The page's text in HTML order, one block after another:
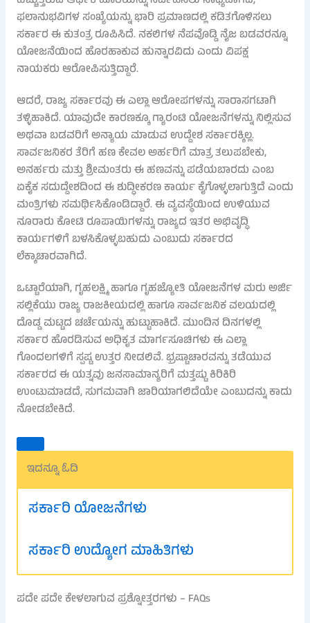
ಫಲಾನುಭವಿಗಳ ಸಂಖ್ಯೆಯನ್ನು ಭಾರಿ ಪ್ರಮಾಣದಲ್ಲಿ ಕಡಿತಗೊಳಿಸಲು
ಸರ್ಕಾರ ಈ ಕುತಂತ್ರ ರೂಪಿಸಿದೆ. ನಕಲಿಗಳ ನೆಪವೊಡ್ಡಿ ನೈಜ ಬಡವರನ್ನೂ
ಯೋಜನೆಯಿಂದ ಹೊರಹಾಕುವ ಹುನ್ನಾರವಿದು ಎಂದು ವಿಪಕ್ಷ
ನಾಯಕರು ಆರೋಪಿಸುತ್ತಿದ್ದಾರೆ.
ಆದರೆ, ರಾಜ್ಯ ಸರ್ಕಾರವು ಈ ಎಲ್ಲಾ ಆರೋಪಗಳನ್ನು ಸಾರಾಸಗಟಾಗಿ
ತಳ್ಳಿಹಾಕಿದೆ. ಯಾವುದೇ ಕಾರಣಕ್ಕೂ ಗ್ಯಾರಂಟಿ ಯೋಜನೆಗಳನ್ನು ನಿಲ್ಲಿಸುವ
ಅಥವಾ ಬಡವರಿಗೆ ಅನ್ಯಾಯ ಮಾಡುವ ಉದ್ದೇಶ ಸರ್ಕಾರಕ್ಕಿಲ್ಲ.
ಸಾರ್ವಜನಿಕರ ತೆರಿಗೆ ಹಣ ಕೇವಲ ಅರ್ಹರಿಗೆ ಮಾತ್ರ ತಲುಪಬೇಕು,
ಅನರ್ಹರು ಮತ್ತು ಶ್ರೀಮಂತರು ಈ ಹಣವನ್ನು ಪಡೆಯಬಾರದು ಎಂಬ
ಏಕೈಕ ಸದುದ್ದೇಶದಿಂದ ಈ ಶುದ್ಧೀಕರಣ ಕಾರ್ಯ ಕೈಗೊಳ್ಳಲಾಗುತ್ತಿದೆ ಎಂದು
ಮಂತ್ರಿಗಳು ಸಮರ್ಥಿಸಿಕೊಂಡಿದ್ದಾರೆ. ಈ ವ್ಯವಸ್ಥೆಯಿಂದ ಉಳಿಯುವ
ನೂರಾರು ಕೋಟಿ ರೂಪಾಯಿಗಳನ್ನು ರಾಜ್ಯದ ಇತರ ಅಭಿವೃದ್ಧಿ
ಕಾರ್ಯಗಳಿಗೆ ಬಳಸಿಕೊಳ್ಳಬಹುದು ಎಂಬುದು ಸರ್ಕಾರದ
ಲೆಕ್ಕಾಚಾರವಾಗಿದೆ.
ಒಟ್ಟಾರೆಯಾಗಿ, ಗೃಹಲಕ್ಷ್ಮಿ ಹಾಗೂ ಗೃಹಜ್ಯೋತಿ ಯೋಜನೆಗಳ ಮರು ಅರ್ಜಿ
ಸಲ್ಲಿಕೆಯು ರಾಜ್ಯ ರಾಜಕೀಯದಲ್ಲಿ ಹಾಗೂ ಸಾರ್ವಜನಿಕ ವಲಯದಲ್ಲಿ
ದೊಡ್ಡ ಮಟ್ಟದ ಚರ್ಚೆಯನ್ನು ಹುಟ್ಟುಹಾಕಿದೆ. ಮುಂದಿನ ದಿನಗಳಲ್ಲಿ
ಸರ್ಕಾರ ಹೊರಡಿಸುವ ಅಧಿಕೃತ ಮಾರ್ಗಸೂಚಿಗಳು ಈ ಎಲ್ಲಾ
ಗೊಂದಲಗಳಿಗೆ ಸ್ಪಷ್ಟ ಉತ್ತರ ನೀಡಲಿವೆ. ಭ್ರಷ್ಟಾಚಾರವನ್ನು ತಡೆಯುವ
ಸರ್ಕಾರದ ಈ ಯತ್ನವು ಜನಸಾಮಾನ್ಯರಿಗೆ ಮತ್ತಷ್ಟು ಕಿರಿಕಿರಿ
ಉಂಟುಮಾಡದೆ, ಸುಗಮವಾಗಿ ಜಾರಿಯಾಗಲಿದೆಯೇ ಎಂಬುದನ್ನು ಕಾದು
ನೋಡಬೇಕಿದೆ.
ಇದನ್ನೂ ಓದಿ
ಸರ್ಕಾರಿ ಯೋಜನೆಗಳು
ಸರ್ಕಾರಿ ಉದ್ಯೋಗ ಮಾಹಿತಿಗಳು
ಪದೇ ಪದೇ ಕೇಳಲಾಗುವ ಪ್ರಶ್ನೋತ್ತರಗಳು – FAQs